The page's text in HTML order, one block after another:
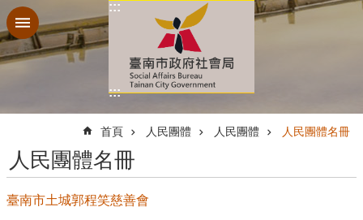
跳到主要內容區塊
:::
:::
首頁 人民團體 人民團體 人民團體名冊
人民團體名冊
臺南市土城郭程笑慈善會